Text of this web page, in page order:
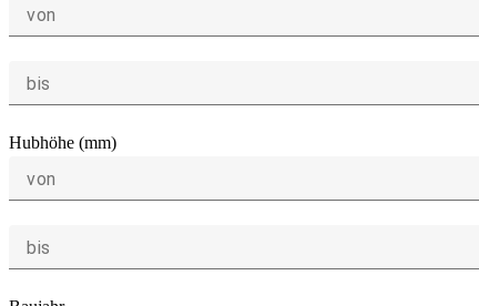
von
bis
Hubhöhe (mm)
von
bis